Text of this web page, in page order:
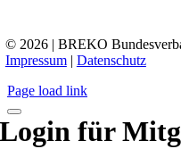
© 2026 | BREKO
Impressum| Datenschutz
Page load link
Login für